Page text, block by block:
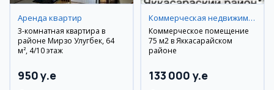
Аренда квартир
3-комнатная квартира в
районе Мирзо Улугбек, 64
м², 4/10 этаж
950 y.e
Коммерческая недвижимость
Коммерческое помещение
75 м2 в Яккасарайском
районе
133 000 y.e